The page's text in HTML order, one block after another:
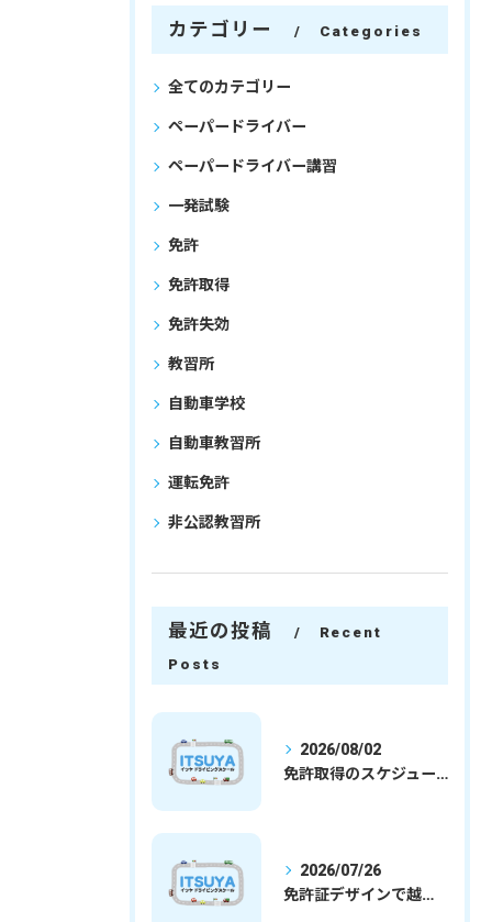
カテゴリー Categories
全てのカテゴリー
ペーパードライバー
ペーパードライバー講習
一発試験
免許
免許取得
免許失効
教習所
自動車学校
自動車教習所
運転免許
非公認教習所
最近の投稿
Recent
Posts
2026/08/02
免許取得のスケジュールを徹底解説学生社会人の通学合宿別プランで最短取得のコツ
2026/07/26
免許証デザインで越谷市愛を表現する埼玉県さいたま市越谷市の免許取得完全ガイド